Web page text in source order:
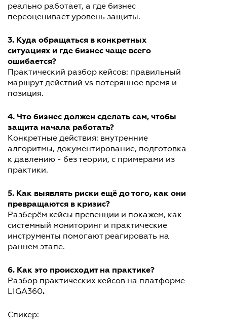
реально работает, а где бизнес
переоценивает уровень защиты.
3. Куда обращаться в конкретных
ситуациях и где бизнес чаще всего
ошибается?
Практический разбор кейсов: правильный
маршрут действий vs потерянное время и
позиция.
4. Что бизнес должен сделать сам, чтобы
защита начала работать?
Конкретные действия: внутренние
алгоритмы, документирование, подготовка
к давлению - без теории, с примерами из
практики.
5. Как выявлять риски ещё до того, как они
превращаются в кризис?
Разберём кейсы превенции и покажем, как
системный мониторинг и практические
инструменты помогают реагировать на
раннем этапе.
6. Как это происходит на практике?
Разбор практических кейсов на платформе
LIGA360.
Спикер: